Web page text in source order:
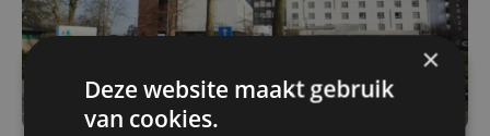
×
Deze website maakt gebruik
van cookies.